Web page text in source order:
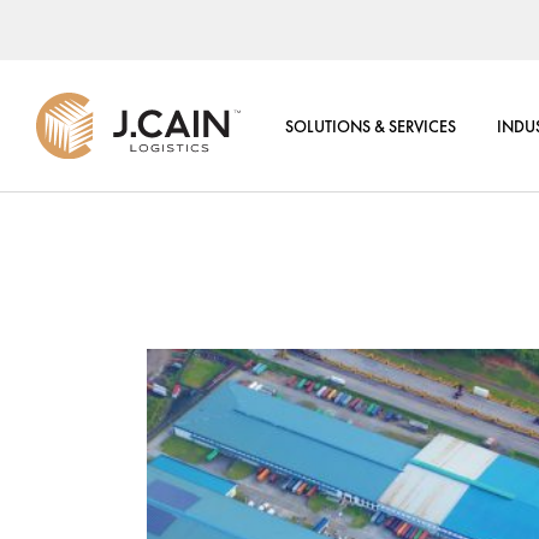
SOLUTIONS & SERVICES
LOGISTICS
ADDED VALUES
IT SOLUTIONS
E-COMMERCE &
FULFILLMENT
SUPPLY CHAIN